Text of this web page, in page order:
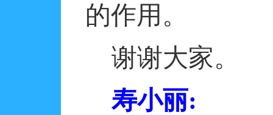
的作用。
谢谢大家。
寿小丽: